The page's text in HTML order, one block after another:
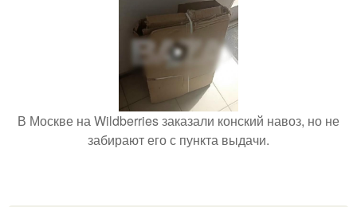
В Москве на Wildberries заказали конский навоз, но не
забирают его с пункта выдачи.